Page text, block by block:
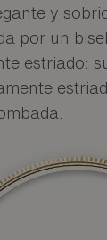
y
por un
estriado: